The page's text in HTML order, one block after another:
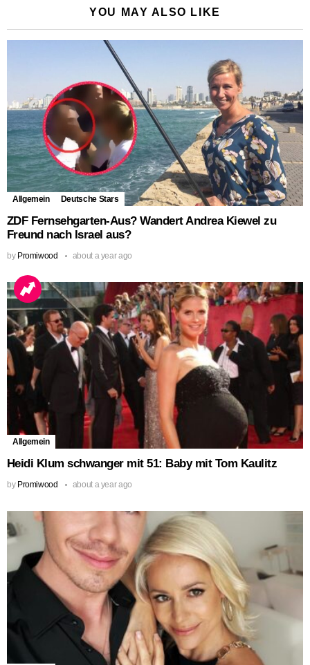
YOU MAY ALSO LIKE
Allgemein Deutsche Stars
ZDF Fernsehgarten-Aus? Wandert Andrea Kiewel zu
Freund nach Israel aus?
by Promiwood about a year ago
Allgemein
Heidi Klum schwanger mit 51: Baby mit Tom Kaulitz
by Promiwood about a year ago